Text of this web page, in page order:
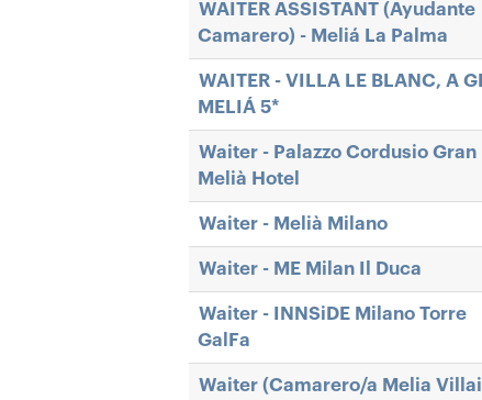
WAITER ASSISTANT (Ayudante
Camarero) - Meliá La Palma
WAITER - VILLA LE BLANC, A
MELIÁ 5*
Waiter - Palazzo Cordusio Gran
Melià Hotel
Waiter - Melià Milano
Waiter - ME Milan Il Duca
Waiter - INNSiDE Milano Torre
GalFa
Waiter (Camarero/a Melia